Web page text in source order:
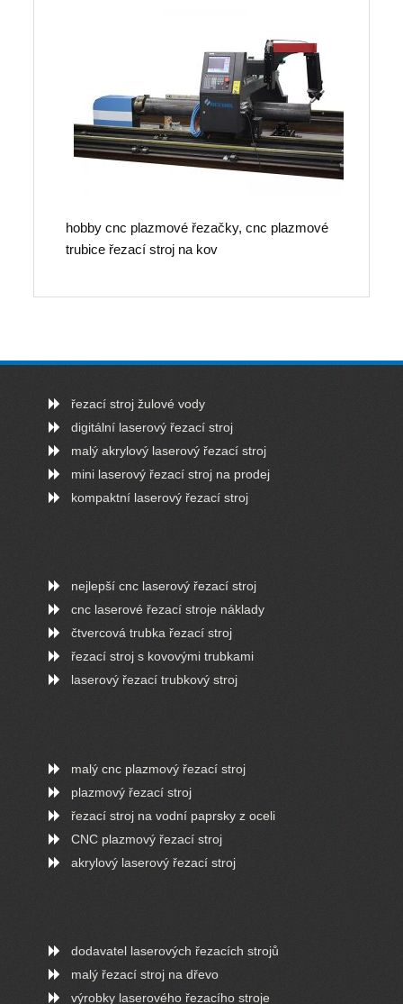
hobby cnc plazmové řezačky, cnc plazmové
trubice řezací stroj na kov
řezací stroj žulové vody
digitální laserový řezací stroj
malý akrylový laserový řezací stroj
mini laserový řezací stroj na prodej
kompaktní laserový řezací stroj
nejlepší cnc laserový řezací stroj
cnc laserové řezací stroje náklady
čtvercová trubka řezací stroj
řezací stroj s kovovými trubkami
laserový řezací trubkový stroj
malý cnc plazmový řezací stroj
plazmový řezací stroj
řezací stroj na vodní paprsky z oceli
CNC plazmový řezací stroj
akrylový laserový řezací stroj
dodavatel laserových řezacích strojů
malý řezací stroj na dřevo
výrobky laserového řezacího stroje